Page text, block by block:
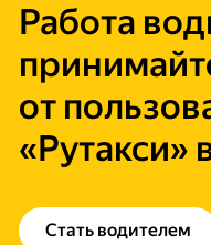
Работа
от
«Рутакси»
Стать водителем